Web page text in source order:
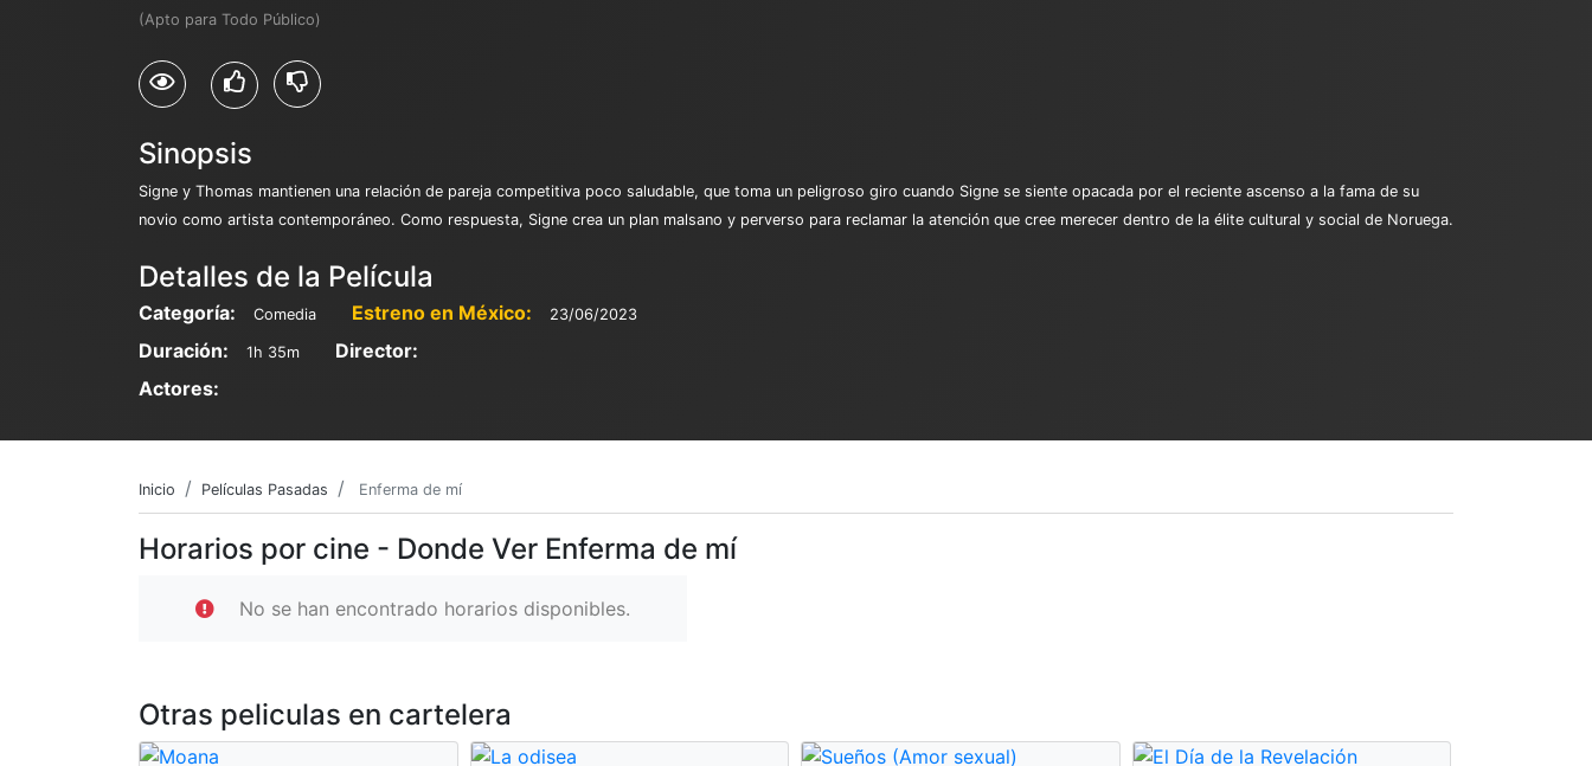
(Apto para Todo Público)
Sinopsis
Signe y Thomas mantienen una relación de pareja competitiva poco saludable, que toma un peligroso giro cuando Signe se siente opacada por el reciente ascenso a la fama de su
novio como artista contemporáneo. Como respuesta, Signe crea un plan malsano y perverso para reclamar la atención que cree merecer dentro de la élite cultural y social de Noruega.
Detalles de la Película
Categoría: Comedia Estreno en México: 23/06/2023
Duración: 1h 35m
Director:
Actores:
Inicio Películas Pasadas Enferma de mí
Horarios por cine - Donde Ver Enferma de mí
No se han encontrado horarios disponibles.
Otras peliculas en cartelera